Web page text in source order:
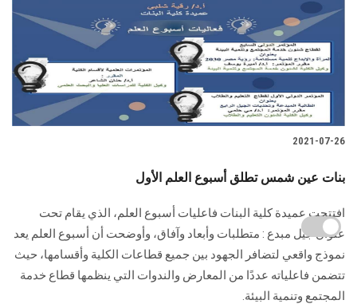
2021-07-26
بنات عين شمس تطلق أسبوع العلم الأول
افتتحت عميدة كلية البنات فاعليات أسبوع العلم، الذي يقام تحت
عنوان جيل مبدع : متطلبات وأبعاد وآفاق، وأوضحت أن أسبوع العلم يعد
نموذج واقعي لتضافر الجهود بين جميع قطاعات الكلية وأقسامها، حيث
تتضمن فاعلياته عددًا من المعارض والندوات التي ينظمها قطاع خدمة
المجتمع وتنمية البيئة.